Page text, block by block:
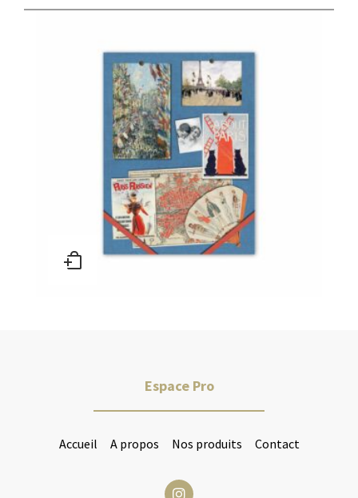
Espace Pro
Accueil A propos Nos produits Contact